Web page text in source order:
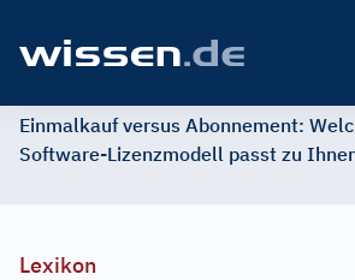
Einmalkauf versus Abonnement:
Software-Lizenzmodell passt zu
Lexikon